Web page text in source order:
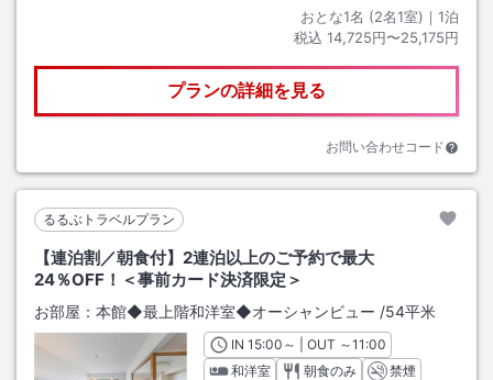
おとな1名 (2名1室)｜ 1泊
税込 14,725円〜25,175円
プランの詳細を見る
お問い合わせコード
るるぶトラベルプラン
【連泊割／朝食付】2連泊以上のご予約で最大
24％OFF！＜事前カード決済限定＞
お部屋： 本館◆最上階和洋室◆オーシャンビュー /54平米
INチェックイン
15:00 ～ | OUT チェックアウト
～11:00
和洋室
朝食のみ
禁煙